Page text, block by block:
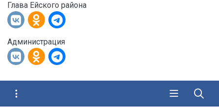
Глава Ейского района
Администрация